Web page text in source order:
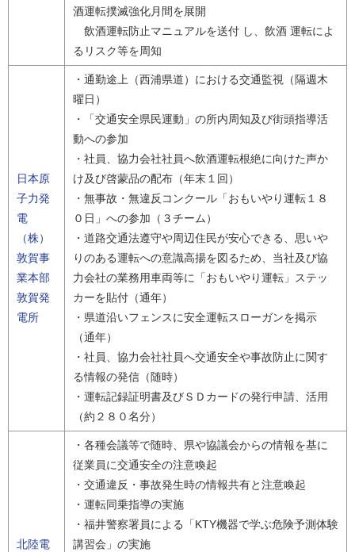
酒運転撲滅強化月間を展開
飲酒運転防止マニュアルを送付 し、飲酒 運転によ
るリスク等を周知
日本原
子力発
電
（株）
敦賀事
業本部
敦賀発
電所
・通勤途上（西浦県道）における交通監視（隔週木
曜日）
・「交通安全県民運動」の所内周知及び街頭指導活
動への参加
・社員、協力会社社員へ飲酒運転根絶に向けた声か
け及び啓蒙品の配布（年末１回）
・無事故・無違反コンクール「おもいやり運転１８
０日」への参加（３チーム）
・道路交通法遵守や周辺住民が安心できる、思いや
りのある運転への意識高揚を図るため、当社及び協
力会社の業務用車両等に「おもいやり運転」ステッ
カーを貼付（通年）
・県道沿いフェンスに安全運転スローガンを掲示
（通年）
・社員、協力会社社員へ交通安全や事故防止に関す
る情報の発信（随時）
・運転記録証明書及びＳＤカードの発行申請、活用
（約２８０名分）
北陸電
・各種会議等で随時、県や協議会からの情報を基に
従業員に交通安全の注意喚起
・交通違反・事故発生時の情報共有と注意喚起
・運転同乗指導の実施
・福井警察署員による「KTY機器で学ぶ危険予測体験
講習会」の実施